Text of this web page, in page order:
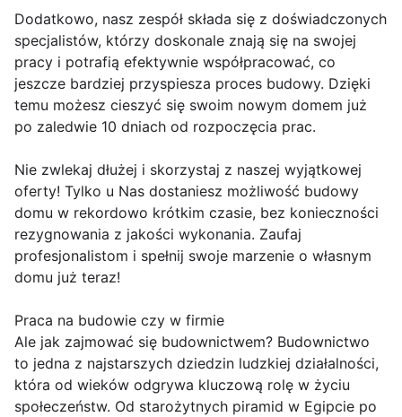
Dodatkowo, nasz zespół składa się z doświadczonych
specjalistów, którzy doskonale znają się na swojej
pracy i potrafią efektywnie współpracować, co
jeszcze bardziej przyspiesza proces budowy. Dzięki
temu możesz cieszyć się swoim nowym domem już
po zaledwie 10 dniach od rozpoczęcia prac.
Nie zwlekaj dłużej i skorzystaj z naszej wyjątkowej
oferty! Tylko u Nas dostaniesz możliwość budowy
domu w rekordowo krótkim czasie, bez konieczności
rezygnowania z jakości wykonania. Zaufaj
profesjonalistom i spełnij swoje marzenie o własnym
domu już teraz!
Praca na budowie czy w firmie
Ale jak zajmować się budownictwem? Budownictwo
to jedna z najstarszych dziedzin ludzkiej działalności,
która od wieków odgrywa kluczową rolę w życiu
społeczeństw. Od starożytnych piramid w Egipcie po